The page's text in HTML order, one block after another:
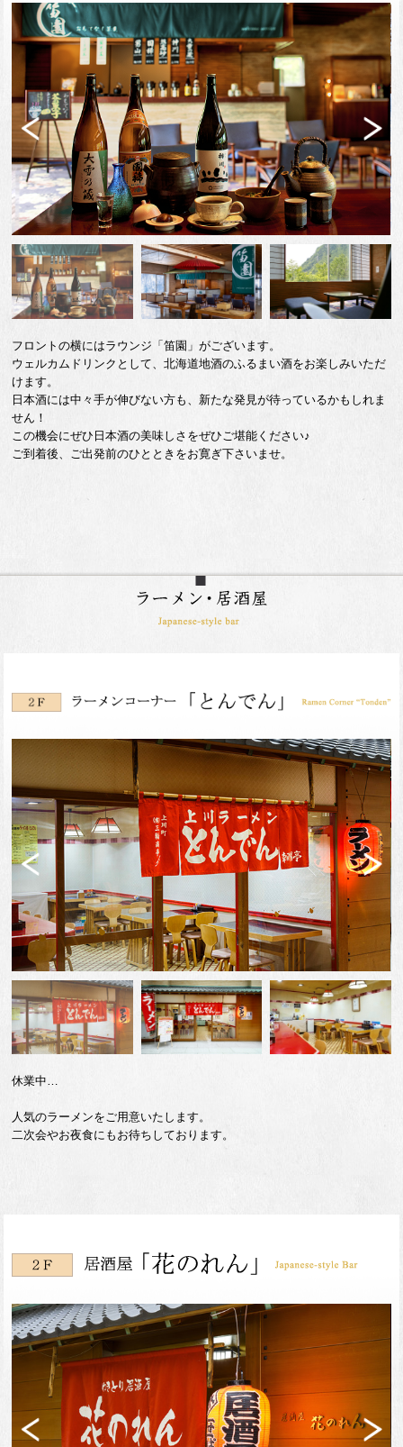
Previ
ous
Next
フロントの横にはラウンジ「笛園」がございます。
ウェルカムドリンクとして、北海道地酒のふるまい酒をお楽しみいただ
けます。
日本酒には中々手が伸びない方も、新たな発見が待っているかもしれま
せん！
この機会にぜひ日本酒の美味しさをぜひご堪能ください♪
ご到着後、ご出発前のひとときをお寛ぎ下さいませ。
Previ
ous
休業中…
人気のラーメンをご用意いたします。
二次会やお夜食にもお待ちしております。